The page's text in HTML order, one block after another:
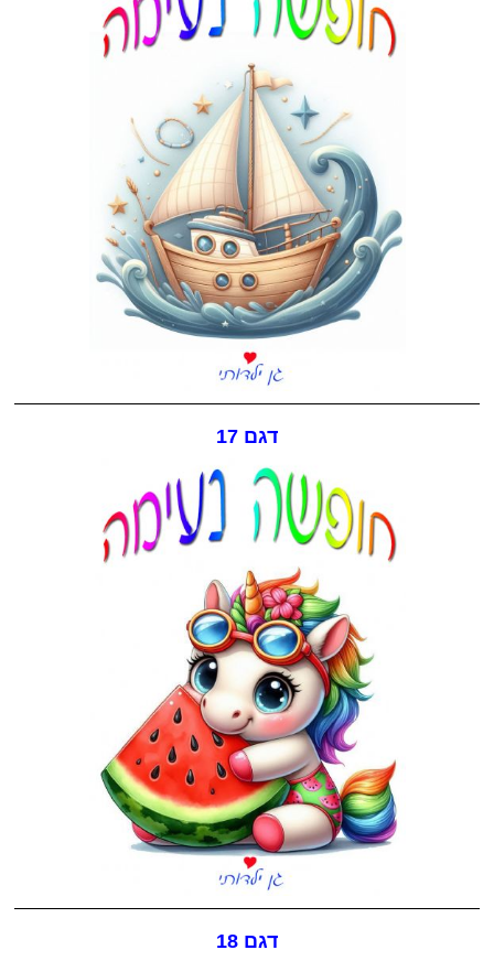
דגם 17
דגם 18